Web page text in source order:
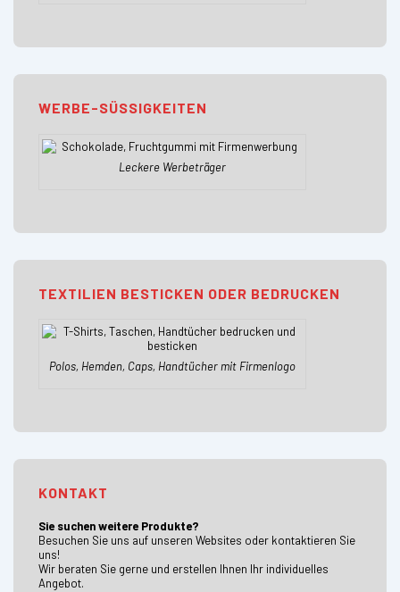
WERBE-SÜSSIGKEITEN
Leckere Werbeträger
TEXTILIEN BESTICKEN ODER BEDRUCKEN
Polos, Hemden, Caps, Handtücher mit Firmenlogo
KONTAKT
Sie suchen weitere Produkte?
Besuchen Sie uns auf unseren Websites oder kontaktieren Sie
uns!
Wir beraten Sie gerne und erstellen Ihnen Ihr individuelles
Angebot.